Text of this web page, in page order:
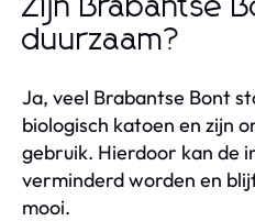
Zijn Brabantse
duurzaam?
Ja, veel Brabantse Bont
biologisch katoen en zijn
gebruik. Hierdoor kan de
verminderd worden en
mooi.